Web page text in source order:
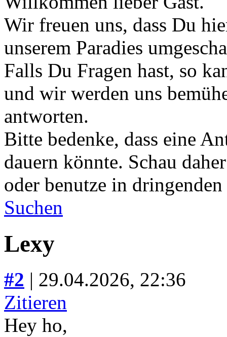
Wir freuen uns, dass Du
unserem Paradies
Falls Du Fragen hast, so
und wir werden uns
antworten.
Bitte bedenke, dass eine
dauern könnte. Schau
oder benutze in
Suchen
Lexy
#2 | 29.04.2026, 22:36
Zitieren
Hey ho,